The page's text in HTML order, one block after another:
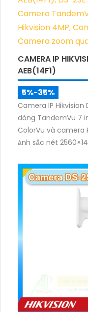
CAMERA IP
AEB(14F1)
5%-35%
Camera IP Hikvision
dòng TandemVu 7
ColorVu và camera
ảnh sắc nét
giám sát khu vực